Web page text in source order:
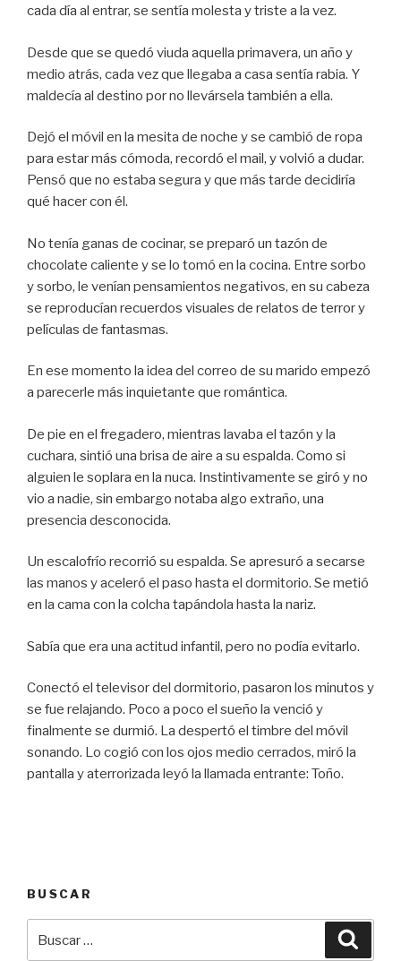
cada día al entrar, se sentía molesta y triste a la vez.
Desde que se quedó viuda aquella primavera, un año y
medio atrás, cada vez que llegaba a casa sentía rabia. Y
maldecía al destino por no llevársela también a ella.
Dejó el móvil en la mesita de noche y se cambió de ropa
para estar más cómoda, recordó el mail, y volvió a dudar.
Pensó que no estaba segura y que más tarde decidiría
qué hacer con él.
No tenía ganas de cocinar, se preparó un tazón de
chocolate caliente y se lo tomó en la cocina. Entre sorbo
y sorbo, le venían pensamientos negativos, en su cabeza
se reproducían recuerdos visuales de relatos de terror y
películas de fantasmas.
En ese momento la idea del correo de su marido empezó
a parecerle más inquietante que romántica.
De pie en el fregadero, mientras lavaba el tazón y la
cuchara, sintió una brisa de aire a su espalda. Como si
alguien le soplara en la nuca. Instintivamente se giró y no
vio a nadie, sin embargo notaba algo extraño, una
presencia desconocida.
Un escalofrío recorrió su espalda. Se apresuró a secarse
las manos y aceleró el paso hasta el dormitorio. Se metió
en la cama con la colcha tapándola hasta la nariz.
Sabía que era una actitud infantil, pero no podía evitarlo.
Conectó el televisor del dormitorio, pasaron los minutos y
se fue relajando. Poco a poco el sueño la venció y
finalmente se durmió. La despertó el timbre del móvil
sonando. Lo cogió con los ojos medio cerrados, miró la
pantalla y aterrorizada leyó la llamada entrante: Toño.
BUSCAR